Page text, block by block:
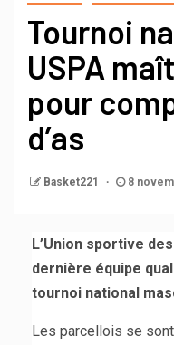
Tournoi
USPA
pour
d’as
Basket221 8
L’Union sportive
dernière équipe
tournoi national
Les parcellois se